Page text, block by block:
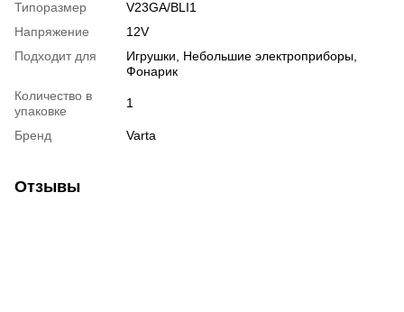
Типоразмер
V23GA/BLI1
Напряжение
12V
Подходит для
Игрушки, Небольшие электроприборы,
Фонарик
Количество в
упаковке
1
Бренд Varta
Отзывы